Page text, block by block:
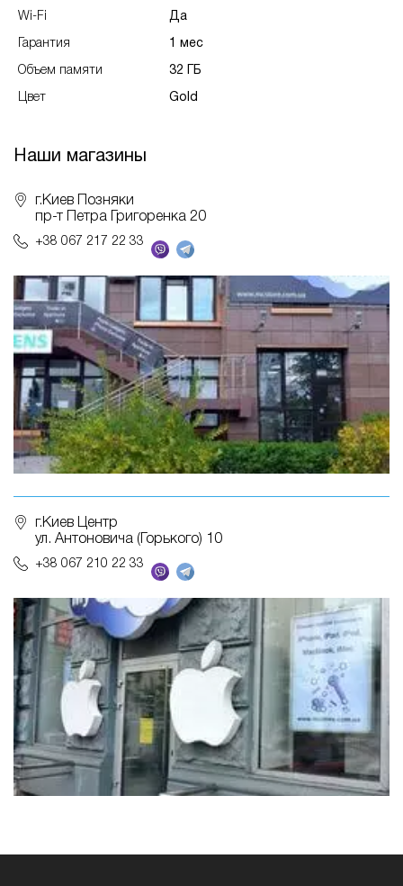
Wi-Fi Да
Гарантия 1 мес
Объем памяти 32 ГБ
Цвет Gold
Наши магазины
г.Киев Позняки
пр-т Петра Григоренка 20
+38 067 217 22 33
г.Киев Центр
ул. Антоновича (Горького) 10
+38 067 210 22 33